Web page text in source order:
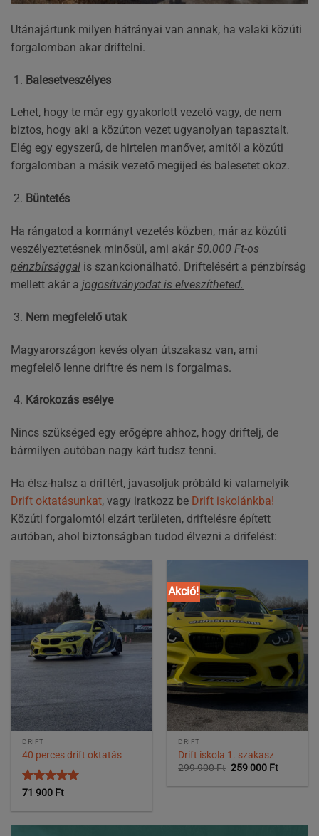
Utánajártunk milyen hátrányai van annak, ha valaki közúti
forgalomban akar driftelni.
Balesetveszélyes
Lehet, hogy te már egy gyakorlott vezető vagy, de nem
biztos, hogy aki a közúton vezet ugyanolyan tapasztalt.
Elég egy egyszerű, de hirtelen manőver, amitől a közúti
forgalomban a másik vezető megijed és balesetet okoz.
Büntetés
Ha rángatod a kormányt vezetés közben, már az közúti
veszélyeztetésnek minősül, ami akár 50.000 Ft-os
pénzbírsággal is szankcionálható. Driftelésért a pénzbírság
mellett akár a jogosítványodat is elveszítheted.
Nem megfelelő utak
Magyarországon kevés olyan útszakasz van, ami
megfelelő lenne driftre és nem is forgalmas.
Károkozás esélye
Nincs szükséged egy erőgépre ahhoz, hogy driftelj, de
bármilyen autóban nagy kárt tudsz tenni.
Ha élsz-halsz a driftért, javasoljuk próbáld ki valamelyik
Drift oktatásunkat, vagy iratkozz be Drift iskolánkba!
Közúti forgalomtól elzárt területen, driftelésre épített
autóban, ahol biztonságban tudod élvezni a drifelést:
DRIFT
40 perces drift oktatás
Értékelés:
71 900 Ft
Akció!
DRIFT
Drift iskola 1. szakasz
299 900Ft Original
259 000 FtCurrent